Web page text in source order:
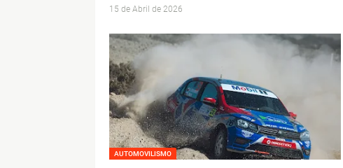
15 de Abril de 2026
AUTOMOVILISMO